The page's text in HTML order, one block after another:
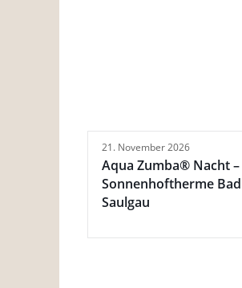
21. November 2026
Aqua Zumba® Nacht –
Sonnenhoftherme Bad
Saulgau